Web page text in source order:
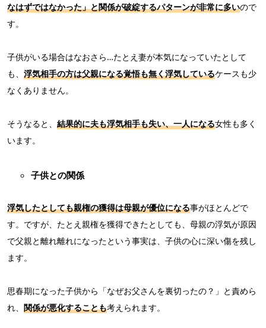
なはずではなかった」と関係が破綻するパターンが非常に多いので
す。
子供がいる場合はなおさら…たとえ妻が本気になっていたとして
も、 浮気相手の方は父親になる覚悟も無く浮気しているケースも少
なくありません。
そうなると、 結果的に夫も浮気相手も失い、一人になる女性も多く
います。
子供との関係
浮気したとしても親権の獲得は母親が優位になる事がほとんどで
す。ですが、たとえ親権を獲得できたとしても、母親の浮気が原因
で父親と離れ離れになったという事実は、子供の心に深い傷を残し
ます。
思春期になった子供から「なぜお父さんを裏切ったの？」と責めら
れ、 関係が悪化することも考えられます。